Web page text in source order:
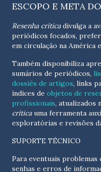
ESCOPO E META
Resenha críticadivulga a
periódicos focados,
em circulação na América
Também disponibiliza
sumários de periódicos,
dossiês de artigos, links
índices de objetos de
profissionais, atualizados
críticauma ferramenta
exploratórias e revisões
SUPORTE TÉCNICO
Para eventuais problemas
senhas e erros de